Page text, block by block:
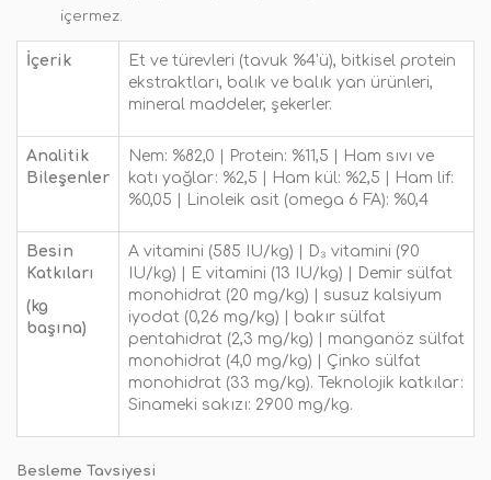
içermez.
İçerik
Et ve türevleri (tavuk %4'ü), bitkisel protein
ekstraktları, balık ve balık yan ürünleri,
mineral maddeler, şekerler.
Analitik
Bileşenler
Nem: %82,0 | Protein: %11,5 | Ham sıvı ve
katı yağlar: %2,5 | Ham kül: %2,5 | Ham lif:
%0,05 | Linoleik asit (omega 6 FA): %0,4
Besin
Katkıları
(kg
başına)
A vitamini (585 IU/kg) | D₃ vitamini (90
IU/kg) | E vitamini (13 IU/kg) | Demir sülfat
monohidrat (20 mg/kg) | susuz kalsiyum
iyodat (0,26 mg/kg) | bakır sülfat
pentahidrat (2,3 mg/kg) | manganöz sülfat
monohidrat (4,0 mg/kg) | Çinko sülfat
monohidrat (33 mg/kg). Teknolojik katkılar:
Sinameki sakızı: 2900 mg/kg.
Besleme Tavsiyesi